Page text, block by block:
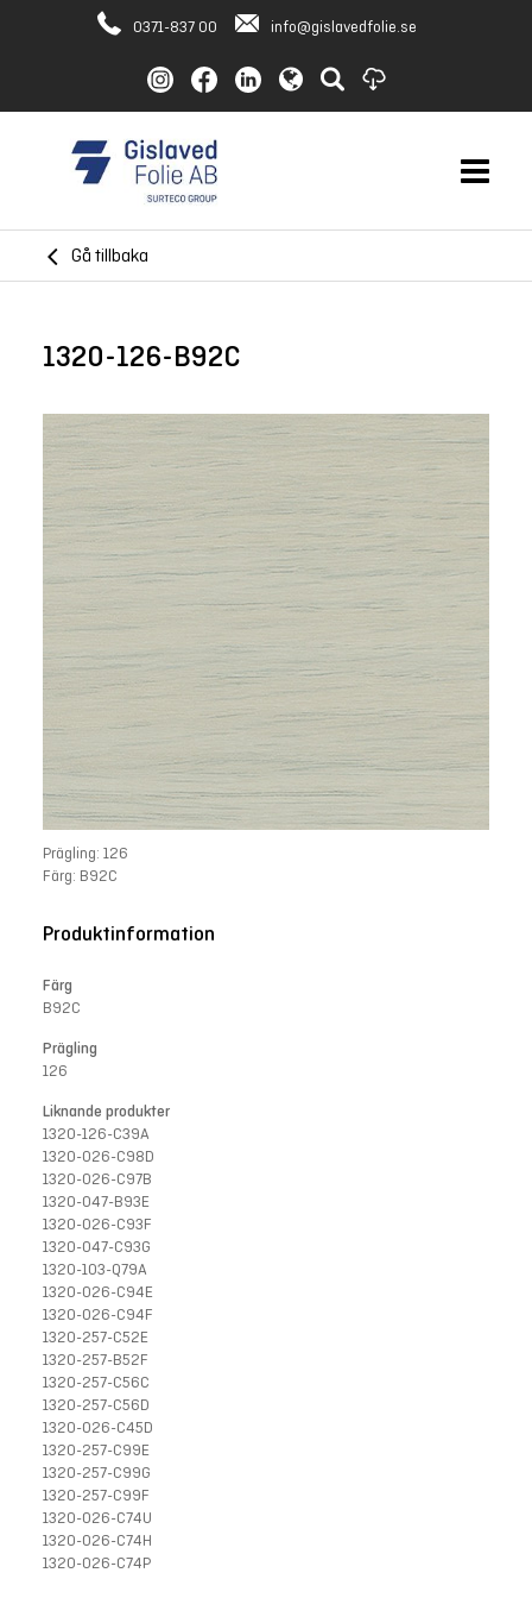
0371-837 00 info@gislavedfolie.se
Gå tillbaka
1320-126-B92C
Prägling: 126
Färg: B92C
Produktinformation
Färg
B92C
Prägling
126
Liknande produkter
1320-126-C39A
1320-026-C98D
1320-026-C97B
1320-047-B93E
1320-026-C93F
1320-047-C93G
1320-103-Q79A
1320-026-C94E
1320-026-C94F
1320-257-C52E
1320-257-B52F
1320-257-C56C
1320-257-C56D
1320-026-C45D
1320-257-C99E
1320-257-C99G
1320-257-C99F
1320-026-C74U
1320-026-C74H
1320-026-C74P